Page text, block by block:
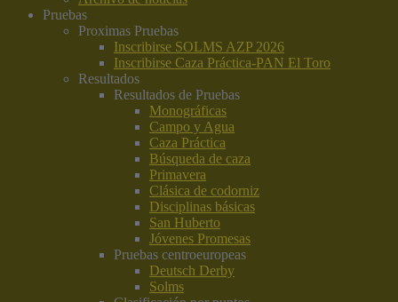
Pruebas
Proximas Pruebas
Inscribirse SOLMS AZP 2026
Inscribirse Caza Práctica-PAN El Toro
Resultados
Resultados de Pruebas
Monográficas
Campo y Agua
Caza Práctica
Búsqueda de caza
Primavera
Clásica de codorniz
Disciplinas básicas
San Huberto
Jóvenes Promesas
Pruebas centroeuropeas
Deutsch Derby
Solms